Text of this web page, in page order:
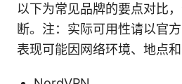
以下为常见品牌的要点对比
断。注：实际可用性请以官
表现可能因网络环境、地点和